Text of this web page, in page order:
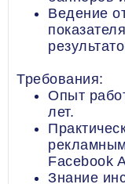
Ведение
Требования:
Опыт
лет.
Facebook
Знание